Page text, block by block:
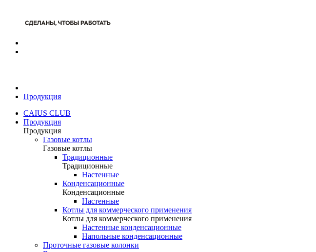
Продукция
CAIUS CLUB
Продукция
Продукция
Газовые котлы
Газовые котлы
Традиционные
Традиционные
Настенные
Конденсационные
Конденсационные
Настенные
Котлы для коммерческого применения
Котлы для коммерческого применения
Настенные конденсационные
Напольные конденсационные
Проточные газовые колонки